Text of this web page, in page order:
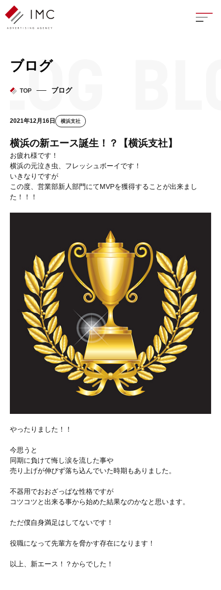
座談
ブログ
TOP ブログ
2021年12月16日 横浜支社
横浜の新エース誕生！？【横浜支社】
お疲れ様です！
横浜の元泣き虫、フレッシュボーイです！
いきなりですが
この度、営業部新人部門にてMVPを獲得することが出来まし
た！！！
やったりました！！
今思うと
同期に負けて悔し涙を流した事や
売り上げが伸びず落ち込んでいた時期もありました。
不器用でおおざっぱな性格ですが
コツコツと出来る事から始めた結果なのかなと思います。
ただ僕自身満足はしてないです！
役職になって先輩方を脅かす存在になります！
以上、新エース！？からでした！